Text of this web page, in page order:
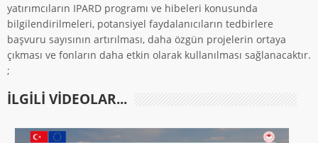
yatırımcıların IPARD programı ve hibeleri konusunda
bilgilendirilmeleri, potansiyel faydalanıcıların tedbirlere
başvuru sayısının artırılması, daha özgün projelerin ortaya
çıkması ve fonların daha etkin olarak kullanılması sağlanacaktır.
;
ILGILI VIDEOLAR...